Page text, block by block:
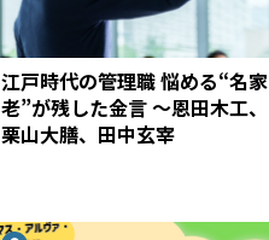
江戸時代の管理職 悩める“名家
老”が残した金言 ～恩田木工、
栗山大膳、田中玄宰